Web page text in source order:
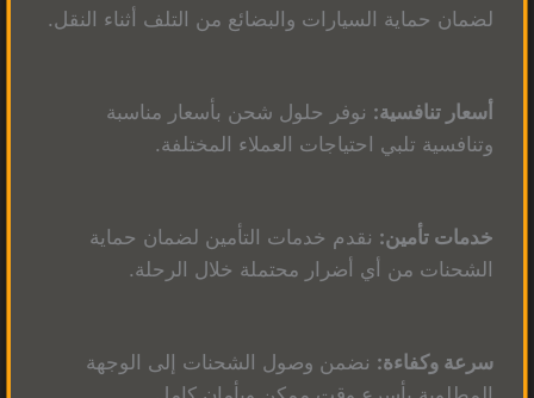
لضمان حماية السيارات والبضائع من التلف أثناء النقل.
أسعار تنافسية: نوفر حلول شحن بأسعار مناسبة
وتنافسية تلبي احتياجات العملاء المختلفة.
خدمات تأمين: نقدم خدمات التأمين لضمان حماية
الشحنات من أي أضرار محتملة خلال الرحلة.
سرعة وكفاءة: نضمن وصول الشحنات إلى الوجهة